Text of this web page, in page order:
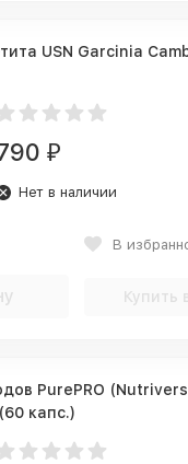
USN Garcinia
₽
Нет в наличии
В
Купить
PurePRO
капс.)